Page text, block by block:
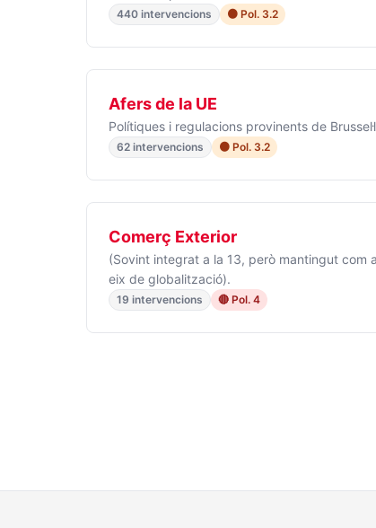
440 intervencions 🟠 Pol. 3.2
Afers de la UE
Polítiques i regulacions provinents de
62 intervencions 🟠 Pol. 3.2
Comerç Exterior
(Sovint integrat a la 13, però mantingut com a
eix de globalització).
19 intervencions 🔴 Pol. 4